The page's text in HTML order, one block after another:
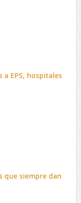
a EPS, hospitales
que siempre dan